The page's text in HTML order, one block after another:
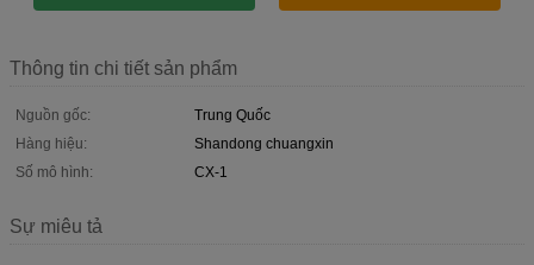
Thông tin chi tiết sản phẩm
Nguồn gốc:
Trung Quốc
Hàng hiệu:
Shandong chuangxin
Số mô hình:
CX-1
Sự miêu tả